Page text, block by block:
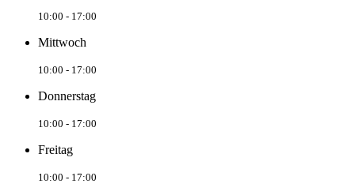
10:00 - 17:00
Mittwoch
10:00 - 17:00
Donnerstag
10:00 - 17:00
Freitag
10:00 - 17:00